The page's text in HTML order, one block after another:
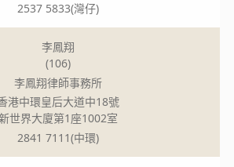
2537 5833(灣仔)
李鳳翔
(106)
李鳳翔律師事務所
港中環皇后大道中18號
世界大廈第1座1002室
2841 7111(中環)